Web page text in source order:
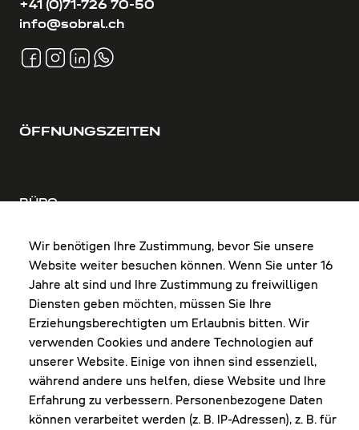
Wir benötigen Ihre Zustimmung, bevor Sie unsere
Website weiter besuchen können. Wenn Sie unter 16
Jahre alt sind und Ihre Zustimmung zu freiwilligen
Diensten geben möchten, müssen Sie Ihre
Erziehungsberechtigten um Erlaubnis bitten. Wir
verwenden Cookies und andere Technologien auf
unserer Website. Einige von ihnen sind essenziell,
während andere uns helfen, diese Website und Ihre
Erfahrung zu verbessern. Personenbezogene Daten
können verarbeitet werden (z. B. IP-Adressen), z. B. für
+41 (0)71-726 70-50
info@sobral.ch
ÖFFNUNGSZEITEN
BÜRO
FR: 8:00-12:00 & 13:00-16:00 Uhr
Shop Diepoldsau
MO-Do: 8:00-12:00 & 13:00-17:30 Uhr
Fr: 8:00-16:00 Uhr
1. Samstag im Monat: 9:00-16:00 Uhr
NEWSLETTER